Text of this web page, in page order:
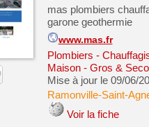
mas plombiers
garone geothermie
www.mas.fr
Plombiers -
Maison - Gros &
Mise à jour le 09/06/
Ramonville-Saint-
Voir la fiche